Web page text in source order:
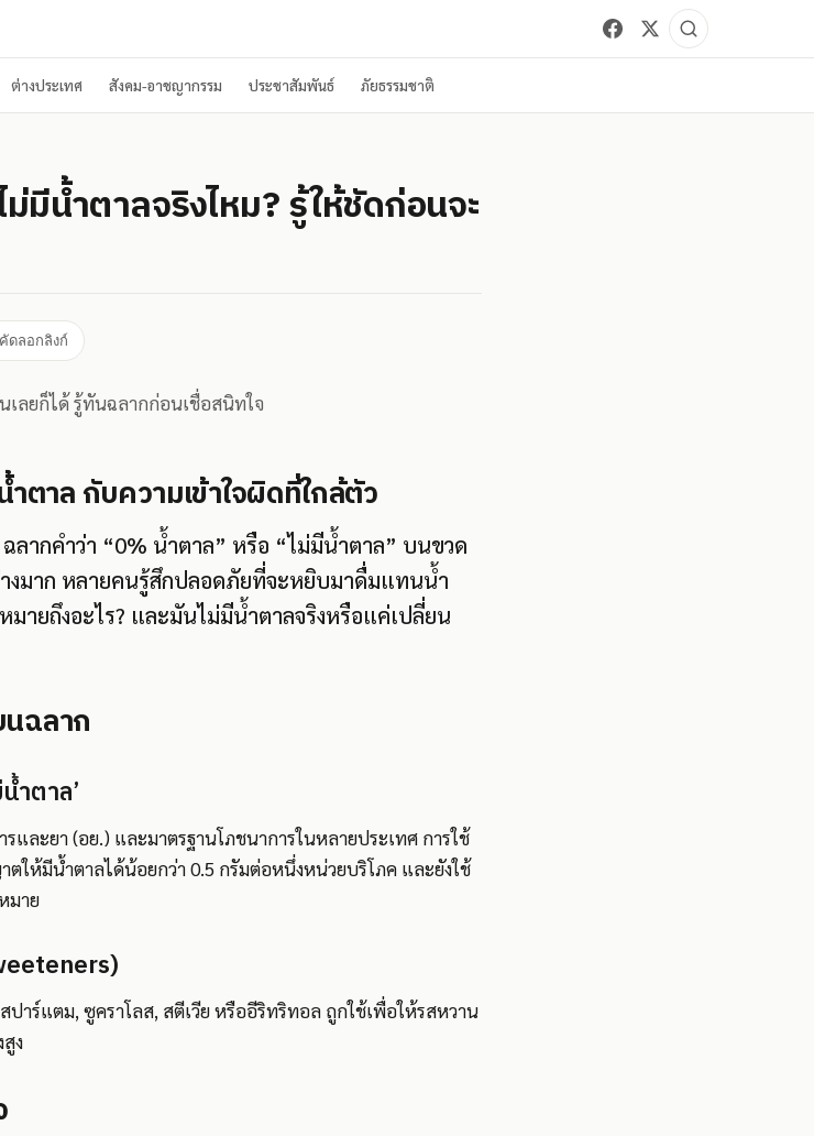
ต่างประเทศ สังคม-อาชญากรรม ประชาสัมพันธ์ ภัยธรรมชาติ
มีน้ำตาลจริงไหม? รู้ให้ชัดก่อนจะ
คัดลอกลิงก์
เลยก็ได้ รู้ทันฉลากก่อนเชื่อสนิทใจ
าล กับความเข้าใจผิดที่ใกล้ตัว
ากคำว่า “0% น้ำตาล” หรือ “ไม่มีน้ำตาล” บนขวด
งมาก หลายคนรู้สึกปลอดภัยที่จะหยิบมาดื่มแทนน้ำ
ายถึงอะไร? และมันไม่มีน้ำตาลจริงหรือแค่เปลี่ยน
นฉลาก
ำตาล’
ละยา (อย.) และมาตรฐานโภชนาการในหลายประเทศ การใช้
ให้มีน้ำตาลได้น้อยกว่า 0.5 กรัมต่อหนึ่งหน่วยบริโภค และยังใช้
มาย
าร์แตม, ซูคราโลส, สตีเวีย หรืออีริทริทอล ถูกใช้เพื่อให้รสหวาน
ง